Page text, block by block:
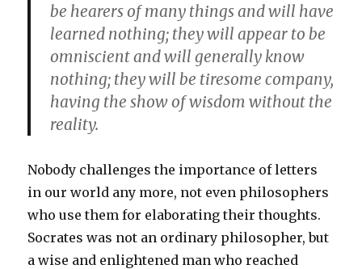
be hearers of many things and will have
learned nothing; they will appear to be
omniscient and will generally know
nothing; they will be tiresome company,
having the show of wisdom without the
reality.
Nobody challenges the importance of letters
in our world any more, not even philosophers
who use them for elaborating their thoughts.
Socrates was not an ordinary philosopher, but
a wise and enlightened man who reached